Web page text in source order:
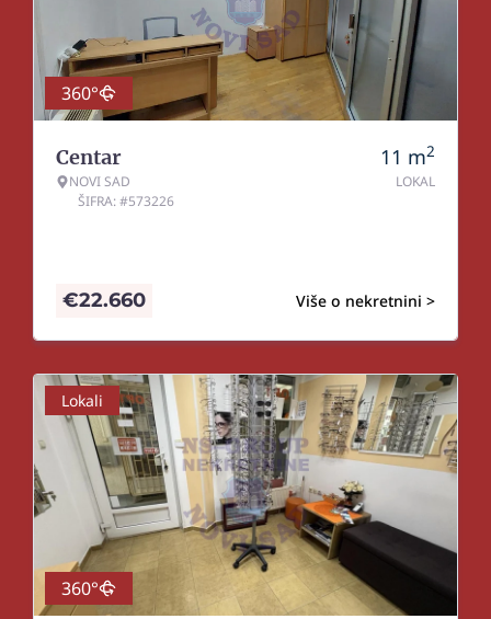
360°
Centar
NOVI SAD
ŠIFRA: #573226
11 m2
LOKAL
Više o nekretnini >
€22.660
Lokali
360°